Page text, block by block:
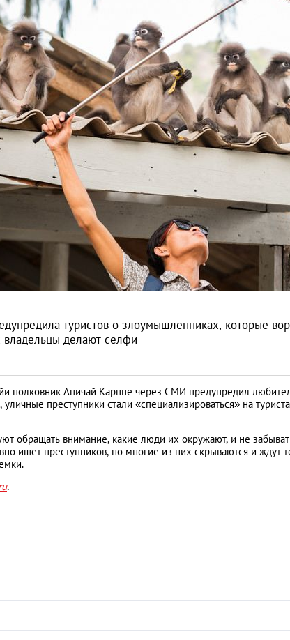
туристов о злоумышленниках, которые
делают селфи
полковник Апичай Карппе через СМИ предупредил
преступники стали «специализироваться» на
обращать внимание, какие люди их окружают, и не
ищет преступников, но многие из них скрываются и ждут
.